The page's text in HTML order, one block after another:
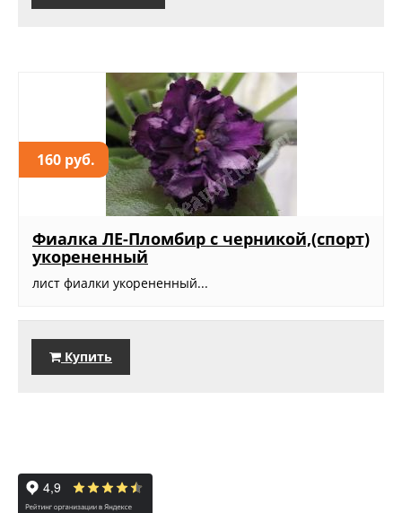
160 руб.
Фиалка ЛЕ-Пломбир с черникой,(спорт)
укорененный
лист фиалки укорененный...
Купить